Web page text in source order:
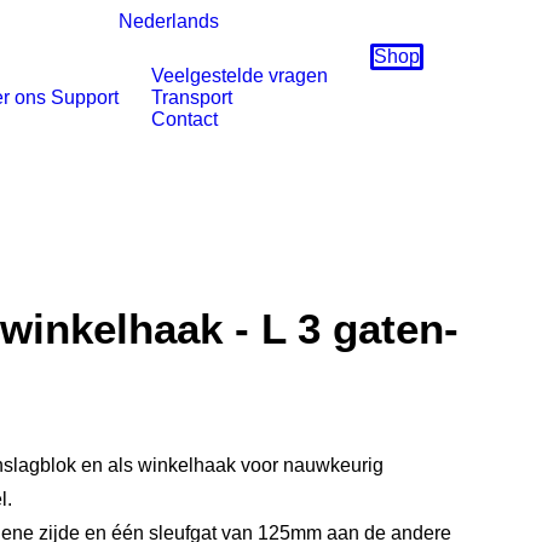
Nederlands
ons Support
Veelgestelde vragen
Transport
Contact
Shop
- L 3 gaten-
en als winkelhaak voor nauwkeurig
zijde en één sleufgat van 125mm aan de andere